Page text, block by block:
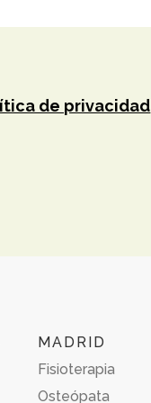
de privacidad
MADRID
Fisioterapia
Osteópata